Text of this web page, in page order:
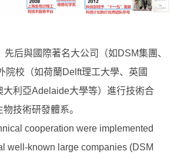
后與國際著名大公司（如DSM集團、
院校（如荷蘭Delft理工大學、英國
大利亞Adelaide大學等）進行技術合
技術研發體系。
cooperation were implemented
well-known large companies (DSM